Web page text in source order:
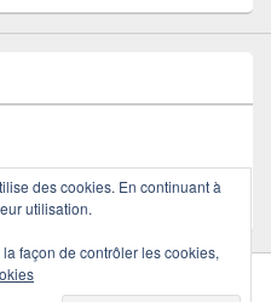
des cookies. En continuant à
utilisation.
façon de contrôler les cookies,